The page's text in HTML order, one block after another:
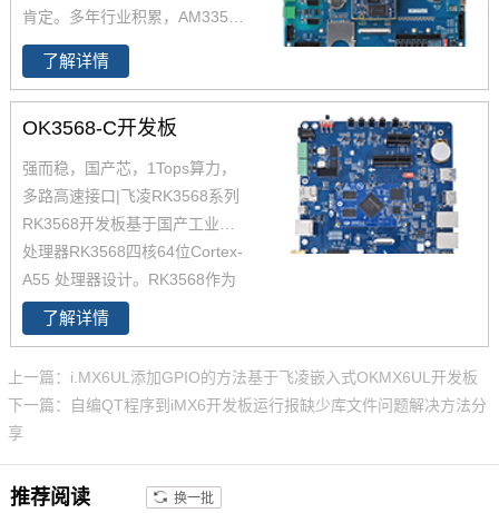
肯定。多年行业积累，AM335x
的解决方案涉及各行各业，欢迎
进店咨询。飞凌AM335x开发板
基于TI Cortex-A8 AM335x CPU
设计开发，主频800MHz，支持Li
nux。AM335x开发板工业级宽
温，配合丰富的外设接口，适用
于各种恶劣环境应用。
了解详情
OK3568-C开发板
强而稳，国产芯，1Tops算力，
多路高速接口|飞凌RK3568系列
RK3568开发板基于国产工业级AI
处理器RK3568四核64位Cortex-
A55 处理器设计。RK3568作为
国产化高性能处理器，瑞芯微RK
3568芯片是一款定位中高端的通
一款定位中高端的通用型SoC，
NPU达到1Tops，飞凌RK3568系
图等，
了解详情
上一篇：i.MX6UL添加GPIO的方法基于飞凌嵌入式OKMX6UL开发板
下一篇：自编QT程序到iMX6开发板运行报缺少库文件问题解决方法分
享
推荐阅读 换一批